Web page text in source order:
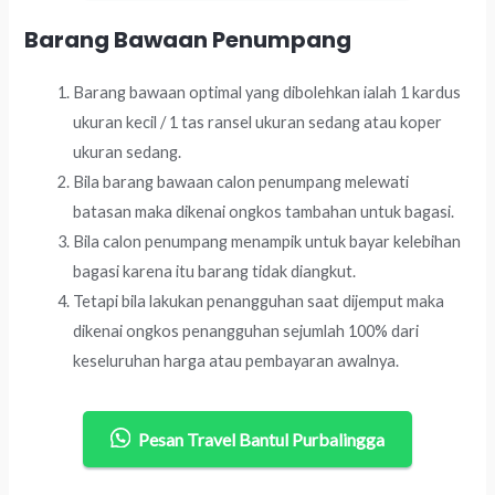
Barang Bawaan Penumpang
Barang bawaan optimal yang dibolehkan ialah 1 kardus
ukuran kecil / 1 tas ransel ukuran sedang atau koper
ukuran sedang.
Bila barang bawaan calon penumpang melewati
batasan maka dikenai ongkos tambahan untuk bagasi.
Bila calon penumpang menampik untuk bayar kelebihan
bagasi karena itu barang tidak diangkut.
Tetapi bila lakukan penangguhan saat dijemput maka
dikenai ongkos penangguhan sejumlah 100% dari
keseluruhan harga atau pembayaran awalnya.
Pesan Travel Bantul Purbalingga